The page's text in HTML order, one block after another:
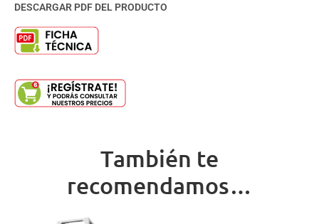
DESCARGAR PDF DEL PRODUCTO
También te
recomendamos…